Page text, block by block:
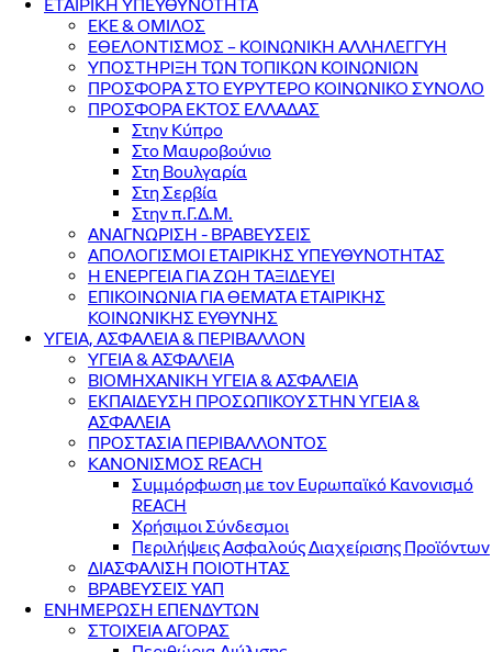
ΕΤΑΙΡΙΚΗ ΥΠΕΥΘΥΝΟΤΗΤΑ
ΕΚΕ & ΟΜΙΛΟΣ
ΕΘΕΛΟΝΤΙΣΜΟΣ – ΚΟΙΝΩΝΙΚΗ ΑΛΛΗΛΕΓΓΥΗ
ΥΠΟΣΤΗΡΙΞΗ ΤΩΝ ΤΟΠΙΚΩΝ ΚΟΙΝΩΝΙΩΝ
ΠΡΟΣΦΟΡΑ ΣΤΟ ΕΥΡΥΤΕΡΟ ΚΟΙΝΩΝΙΚΟ ΣΥΝΟΛΟ
ΠΡΟΣΦΟΡΑ ΕΚΤΟΣ ΕΛΛΑΔΑΣ
Στην Κύπρο
Στο Μαυροβούνιο
Στη Βουλγαρία
Στη Σερβία
Στην π.Γ.Δ.Μ.
ΑΝΑΓΝΩΡΙΣΗ - ΒΡΑΒΕΥΣΕΙΣ
ΑΠΟΛΟΓΙΣΜΟΙ ΕΤΑΙΡΙΚΗΣ ΥΠΕΥΘΥΝΟΤΗΤΑΣ
Η ΕΝΕΡΓΕΙΑ ΓΙΑ ΖΩΗ ΤΑΞΙΔΕΥΕΙ
ΕΠΙΚΟΙΝΩΝΙΑ ΓΙΑ ΘΕΜΑΤΑ ΕΤΑΙΡΙΚΗΣ
ΚΟΙΝΩΝΙΚΗΣ ΕΥΘΥΝΗΣ
ΥΓΕΙΑ, ΑΣΦΑΛΕΙΑ & ΠΕΡΙΒΑΛΛΟΝ
ΥΓΕΙΑ & ΑΣΦΑΛΕΙΑ
ΒΙΟΜΗΧΑΝΙΚΗ ΥΓΕΙΑ & ΑΣΦΑΛΕΙΑ
ΕΚΠΑΙΔΕΥΣΗ ΠΡΟΣΩΠΙΚΟΥ ΣΤΗΝ ΥΓΕΙΑ &
ΑΣΦΑΛΕΙΑ
ΠΡΟΣΤΑΣΙΑ ΠΕΡΙΒΑΛΛΟΝΤΟΣ
ΚΑΝΟΝΙΣΜΟΣ REACH
Συμμόρφωση με τον Ευρωπαϊκό Κανονισμό
REACH
Χρήσιμοι Σύνδεσμοι
Περιλήψεις Ασφαλούς Διαχείρισης Προϊόντων
ΔΙΑΣΦΑΛΙΣΗ ΠΟΙΟΤΗΤΑΣ
ΒΡΑΒΕΥΣΕΙΣ ΥΑΠ
ΕΝΗΜΕΡΩΣΗ ΕΠΕΝΔΥΤΩΝ
ΣΤΟΙΧΕΙΑ ΑΓΟΡΑΣ